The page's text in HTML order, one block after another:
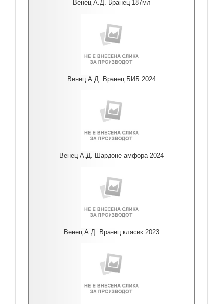
Венец А.Д. Вранец 187мл
Венец А.Д. Вранец БИБ 2024
Венец А.Д. Шардоне амфора 2024
Венец А.Д. Вранец класик 2023